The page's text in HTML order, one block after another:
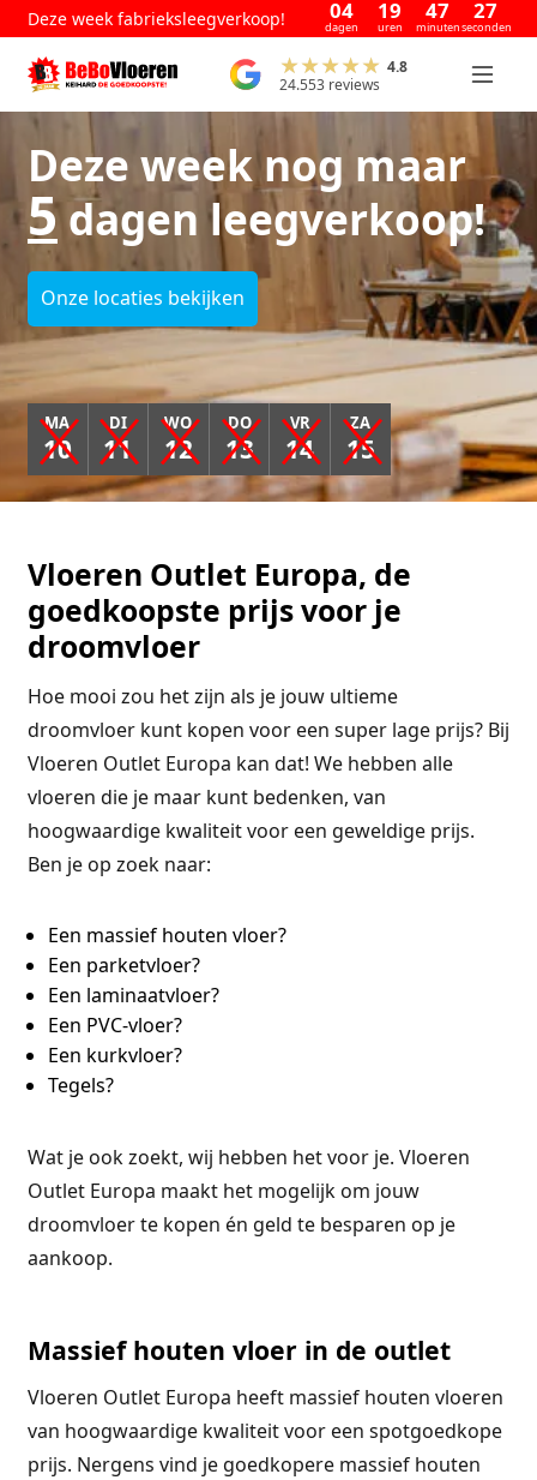
Deze week fabrieksleegverkoop! 04
dagen
19
uren
47
minuten
26
seconden
4.8
24.553 reviews
Deze week nog maar
5dagen leegverkoop!
Onze locaties bekijken
MA
10
DI
11
WO
12
DO
13
VR
14
ZA
15
Vloeren Outlet Europa, de
goedkoopste prijs voor je
droomvloer
Hoe mooi zou het zijn als je jouw ultieme
droomvloer kunt kopen voor een super lage prijs? Bij
Vloeren Outlet Europa kan dat! We hebben alle
vloeren die je maar kunt bedenken, van
hoogwaardige kwaliteit voor een geweldige prijs.
Ben je op zoek naar:
Een massief houten vloer?
Een parketvloer?
Een laminaatvloer?
Een PVC-vloer?
Een kurkvloer?
Tegels?
Wat je ook zoekt, wij hebben het voor je. Vloeren
Outlet Europa maakt het mogelijk om jouw
droomvloer te kopen én geld te besparen op je
aankoop.
Massief houten vloer in de outlet
Vloeren Outlet Europa heeft massief houten vloeren
van hoogwaardige kwaliteit voor een spotgoedkope
prijs. Nergens vind je goedkopere massief houten